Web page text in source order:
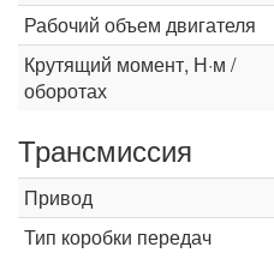
Рабочий объем двигателя
Крутящий момент, Н·м /
оборотах
Трансмиссия
Привод
Тип коробки передач